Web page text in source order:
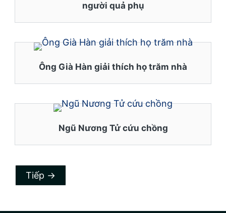
người quả phụ
Ông Già Hàn giải thích họ trăm nhà
Ngũ Nương Tử cứu chồng
Tiếp →